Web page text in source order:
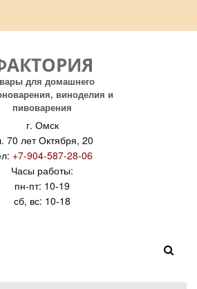
для домашнего
виноделия и
пивоварения
г. Омск
70 лет Октября, 20
+7-904-587-28-06
Часы работы:
пн-пт: 10-19
сб, вс: 10-18